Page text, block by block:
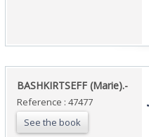
‎BASHKIRTSEFF (Marie).-‎
Reference : 47477
See the book